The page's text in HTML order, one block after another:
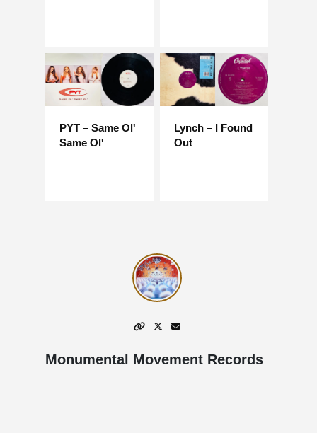
PYT – Same Ol'
Same Ol'
Lynch – I Found
Out
Monumental Movement Records